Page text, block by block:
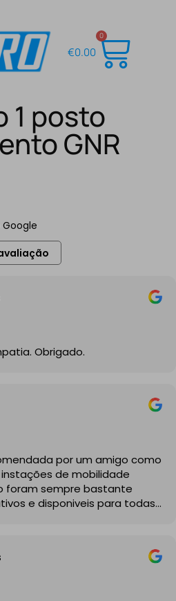
€0.00
0
1 posto
GNR
Google
Obrigado.
por um amigo como
de mobilidade
foram sempre bastante
e disponiveis para todas
reforçada em garagem
e nos prazos
fizeram toda a limpeza e
Recomendado